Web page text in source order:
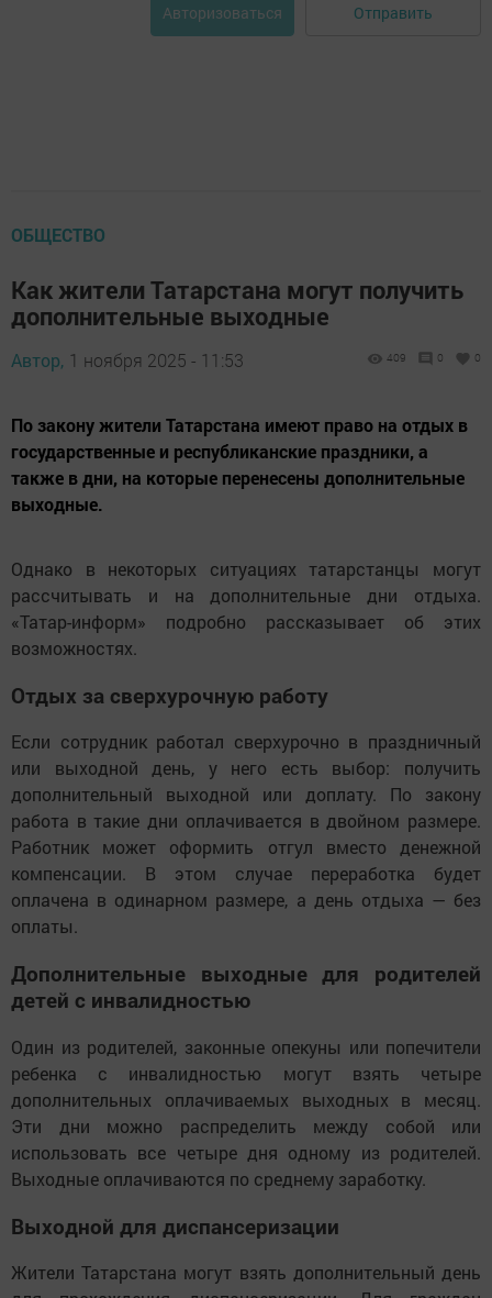
Авторизоваться Отправить
ОБЩЕСТВО
Как жители Татарстана могут получить
дополнительные выходные
Автор, 1 ноября 2025 - 11:53 409 0 0
По закону жители Татарстана имеют право на отдых в
государственные и республиканские праздники, а
также в дни, на которые перенесены дополнительные
выходные.
Однако в некоторых ситуациях татарстанцы могут
рассчитывать и на дополнительные дни отдыха.
«Татар-информ» подробно рассказывает об этих
возможностях.
Отдых за сверхурочную работу
Если сотрудник работал сверхурочно в праздничный
или выходной день, у него есть выбор: получить
дополнительный выходной или доплату. По закону
работа в такие дни оплачивается в двойном размере.
Работник может оформить отгул вместо денежной
компенсации. В этом случае переработка будет
оплачена в одинарном размере, а день отдыха — без
оплаты.
Дополнительные выходные для родителей
детей с инвалидностью
Один из родителей, законные опекуны или попечители
ребенка с инвалидностью могут взять четыре
дополнительных оплачиваемых выходных в месяц.
Эти дни можно распределить между собой или
использовать все четыре дня одному из родителей.
Выходные оплачиваются по среднему заработку.
Выходной для диспансеризации
Жители Татарстана могут взять дополнительный день